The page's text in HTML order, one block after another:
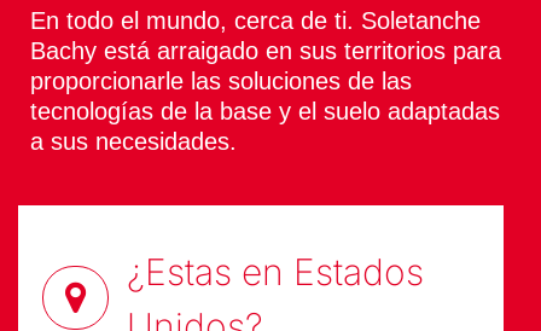
En todo el mundo, cerca de ti. Soletanche
Bachy está arraigado en sus territorios para
proporcionarle las soluciones de las
tecnologías de la base y el suelo adaptadas
a sus necesidades.
¿Estas en Estados